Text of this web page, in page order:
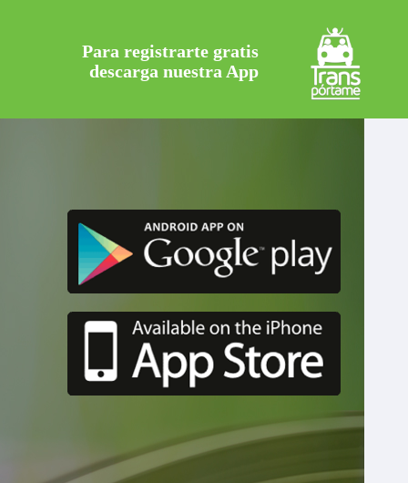
Para registrarte gratis
descarga nuestra App